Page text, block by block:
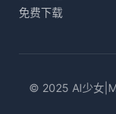
免费下载
© 2025 AI少女